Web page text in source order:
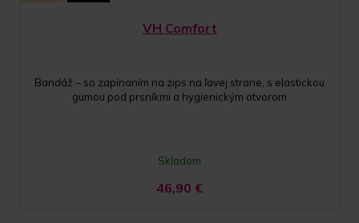
VH Comfort
Bandáž – so zapínaním na zips na ľavej strane, s elastickou
gumou pod prsníkmi a hygienickým otvorom
Skladom
46,90 €